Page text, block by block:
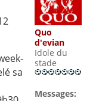
sa
Quo
d'evian
Idole du
stade
Messages: